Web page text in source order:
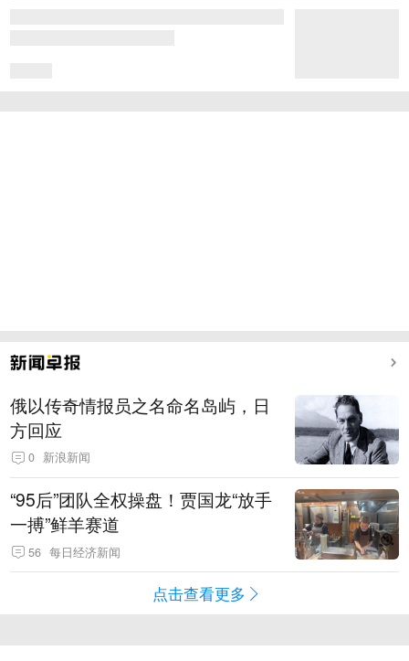
俄以传奇情报员之名命名岛屿，日
方回应
0 新浪新闻
“95后”团队全权操盘！贾国龙“放手
一搏”鲜羊赛道
56 每日经济新闻
点击查看更多